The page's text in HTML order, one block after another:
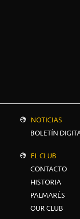
NOTICIAS
BOLETÍN
EL CLUB
CONTACTO
HISTORIA
PALMARÉS
OUR CLUB